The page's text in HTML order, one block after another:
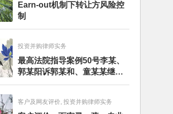
Earn-out机制下转让方风险控
制
投资并购律师实务
最高法院指导案例50号李某、
郭某阳诉郭某和、童某某继承
纠纷案
客户及网友评价, 投资并购律师实务